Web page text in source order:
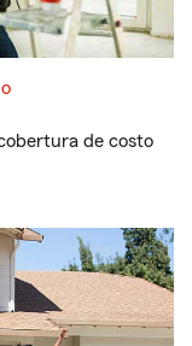
de costo